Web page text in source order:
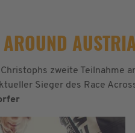
Christophs zweite
Sieger des Race